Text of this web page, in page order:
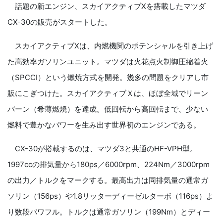
話題の新エンジン、スカイアクティブXを搭載したマツダ
CX-30の販売がスタートした。
スカイアクティブXは、内燃機関のポテンシャルを引き上げ
た高効率ガソリンユニット。マツダは火花点火制御圧縮着火
（SPCCI）という燃焼方式を開発。幾多の問題をクリアし市
販にこぎつけた。スカイアクティブＸは、ほぼ全域でリーン
バーン（希薄燃焼）を達成。低回転から高回転まで、少ない
燃料で豊かなパワーを生み出す世界初のエンジンである。
CX-30が搭載するのは、マツダ3と共通のHF-VPH型。
1997ccの排気量から180ps／6000rpm、224Nm／3000rpm
の出力／トルクをマークする。最高出力は同排気量の通常ガ
ソリン（156ps）や1.8リッターディーゼルターボ（116ps）よ
り数段パワフル。トルクは通常ガソリン（199Nm）とディー